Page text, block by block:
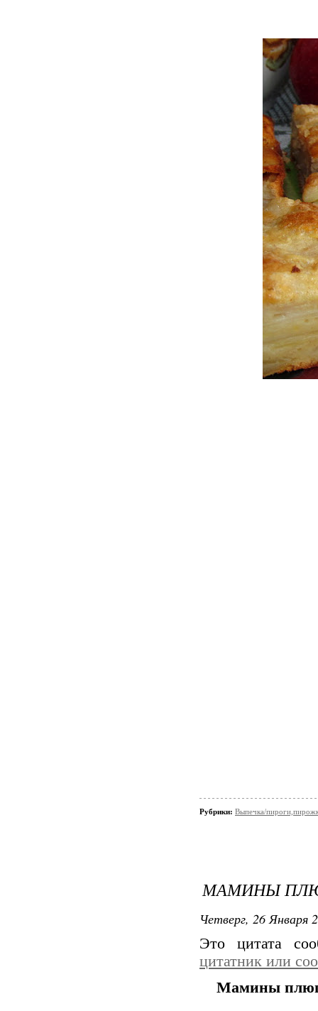
Рубрики: Выпечка/
МАМИНЫ
Четверг, 26 Января
Это цитата
цитатник или
Мамины